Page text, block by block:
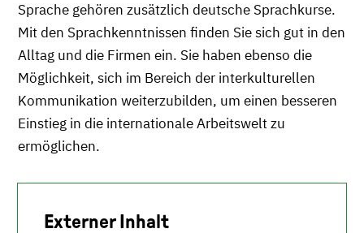
Sprache gehören zusätzlich deutsche Sprachkurse.
Mit den Sprachkenntnissen finden Sie sich gut in den
Alltag und die Firmen ein. Sie haben ebenso die
Möglichkeit, sich im Bereich der interkulturellen
Kommunikation weiterzubilden, um einen besseren
Einstieg in die internationale Arbeitswelt zu
ermöglichen.
Externer Inhalt